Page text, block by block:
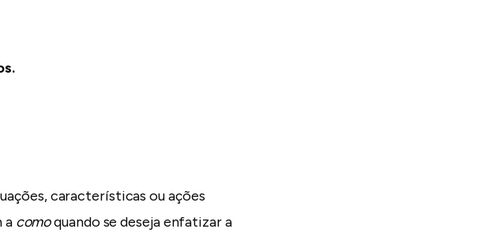
características ou ações
a comoquando se deseja enfatizar a